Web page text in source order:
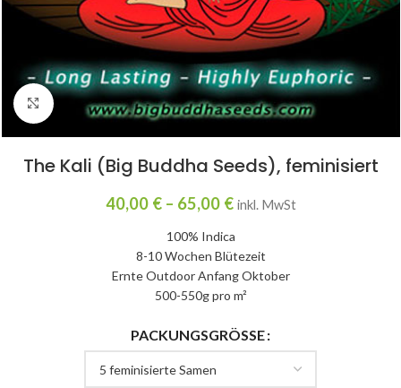
Click to enlarge
The Kali (Big Buddha Seeds), feminisiert
40,00 € – 65,00 € inkl. MwSt
100% Indica
8-10 Wochen Blütezeit
Ernte Outdoor Anfang Oktober
500-550g pro m²
PACKUNGSGRÖSSE